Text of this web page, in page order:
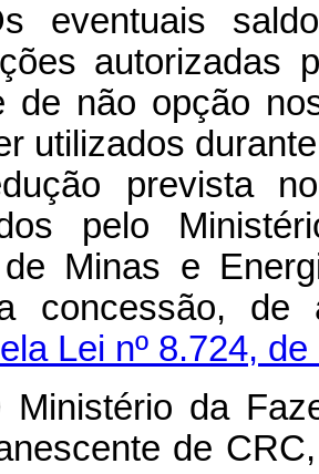
eventuais
autorizadas
de não opção
utilizados
prevista
pelo
Minas e
concessão, de
Lei nº 8.724,
da
de